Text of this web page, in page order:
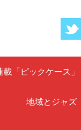
載「ピックケース」
地域とジャズ